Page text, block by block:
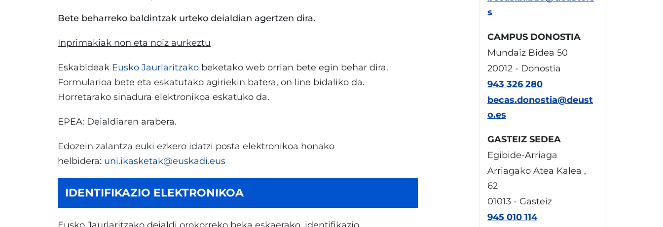
Bete beharreko baldintzak urteko deialdian agertzen dira.
Inprimakiak non eta noiz aurkeztu
Eskabideak Eusko Jaurlaritzako beketako web orrian bete egin behar dira.
Formularioa bete eta eskatutako agiriekin batera, on line bidaliko da.
Horretarako sinadura elektronikoa eskatuko da.
EPEA: Deialdiaren arabera.
Edozein zalantza euki ezkero idatzi posta elektronikoa honako
helbidera: uni.ikasketak@euskadi.eus
IDENTIFIKAZIO ELEKTRONIKOA
s
CAMPUS DONOSTIA
Mundaiz Bidea 50
20012 - Donostia
943 326 280
becas.donostia@deust
o.es
GASTEIZ SEDEA
Egibide-Arriaga
Arriagako Atea Kalea ,
62
01013 - Gasteiz
945 010 114